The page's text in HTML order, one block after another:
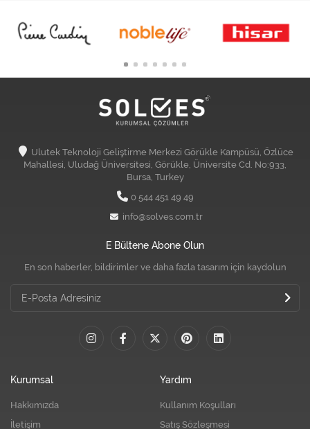
Ulutek Teknoloji Geliştirme Merkezi Görükle Kampüsü, Özlüce
Mahallesi, Uludağ Üniversitesi, Görükle, Üniversite Cd. No:933,
Bursa, Turkey
0 544 451 49 49
info@solves.com.tr
E Bültene Abone Olun
En son haberler, bildirimler ve daha fazla tasarım için kaydolun
Kurumsal
Hakkımızda
İletişim
Yardım
Kullanım Koşulları
Satış Sözleşmesi